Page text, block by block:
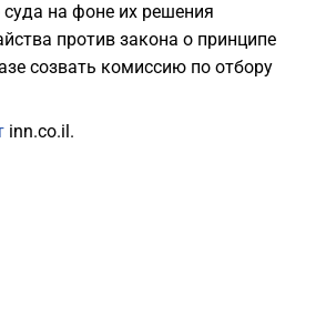
суда на фоне их решения
против закона о принципе
созвать комиссию по отбору
inn.co.il.